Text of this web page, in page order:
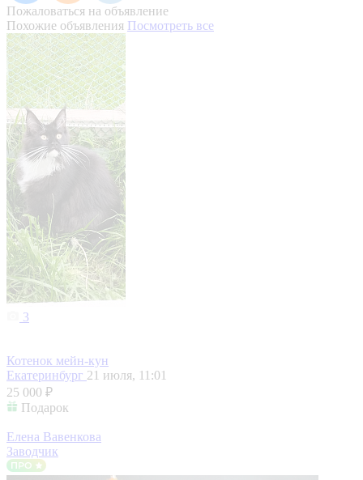
Пожаловаться на объявление
Похожие объявления Посмотреть все
3
Котенок мейн-кун
Екатеринбург 21 июля, 11:01
25 000 ₽
Подарок
Елена Вавенкова
Заводчик